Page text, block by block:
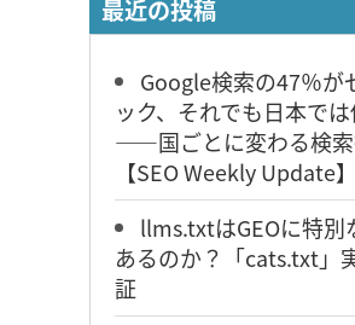
最近の投稿
Google検索の47％が
ック、それでも日本で
――国ごとに変わる検
【SEO Weekly Update】
llms.txtはGEOに特別
あるのか？「cats.txt」
証